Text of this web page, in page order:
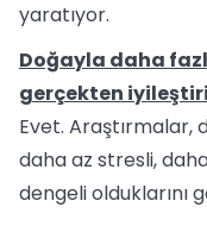
yaratıyor.
Doğayla daha
gerçekten
Evet. Araştırmalar,
daha az stresli,
dengeli olduklarını